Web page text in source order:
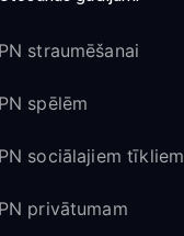
straumēšanai
spēlēm
sociālajiem tīkliem
privātumam